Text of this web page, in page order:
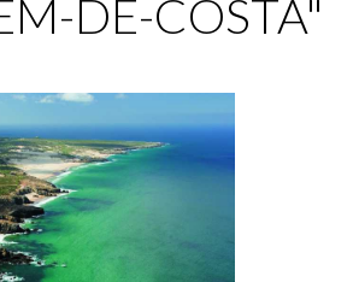
DE-COSTA"